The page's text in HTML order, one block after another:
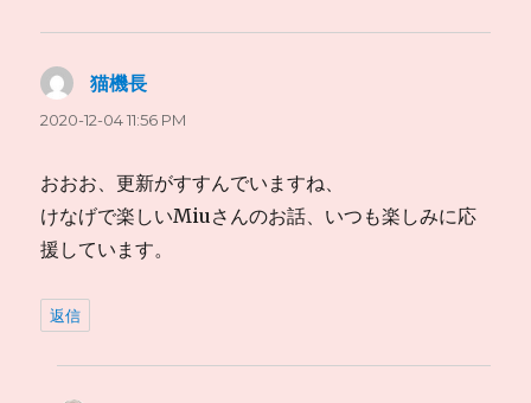
猫機長
り:
2020-12-04 11:56 PM
おおお、更新がすすんでいますね、
けなげで楽しいMiuさんのお話、いつも楽しみに応
援しています。
返信